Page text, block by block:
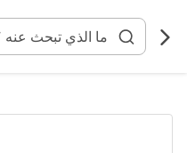
المحتوى
انتقل